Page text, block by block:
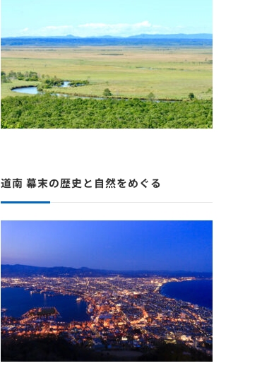
道南 幕末の歴史と自然をめぐる